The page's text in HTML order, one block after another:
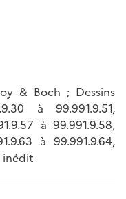
& Boch ; Dessins
à 99.991.9.51,
à 99.991.9.58,
à 99.991.9.64,
inédit